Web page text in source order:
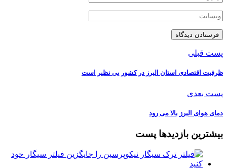
پست قبلی
ظرفیت اقتصادی استان البرز در کشور بی نظیر است
پست بعدی
دمای هوای البرز بالا می رود
بیشترین بازدیدها پست